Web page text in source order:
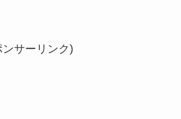
ンサーリンク)